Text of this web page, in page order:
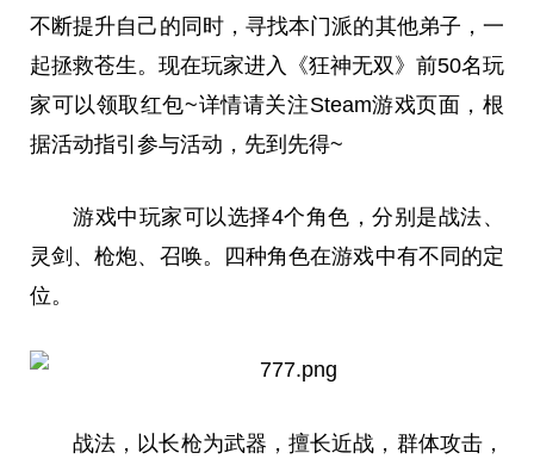
不断提升自己的同时，寻找本门派的其他弟子，一
起拯救苍生。现在玩家进入《狂神无双》前50名玩
家可以领取红包~详情请关注Steam游戏页面，根
据活动指引参与活动，先到先得~
游戏中玩家可以选择4个角色，分别是战法、
灵剑、枪炮、召唤。四种角色在游戏中有不同的定
位。
战法，以长枪为武器，擅长近战，群体攻击，